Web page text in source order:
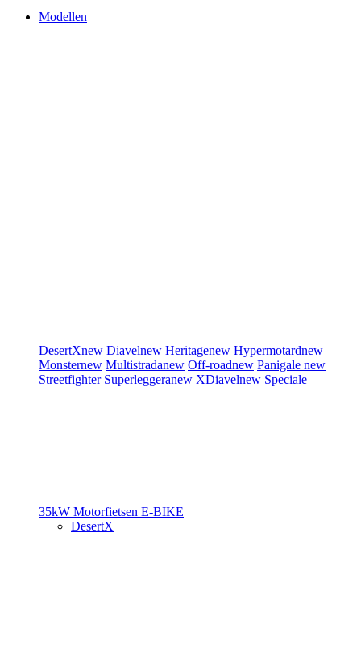
Modellen
DesertXnew Diavelnew Heritagenew Hypermotardnew
Monsternew Multistradanew Off-roadnew Panigale new
Streetfighter Superleggeranew XDiavelnew Speciale
35kW Motorfietsen E-BIKE
DesertX